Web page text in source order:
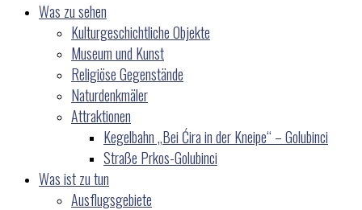
Was zu sehen
Kulturgeschichtliche Objekte
Museum und Kunst
Religiöse Gegenstände
Naturdenkmäler
Attraktionen
Kegelbahn „Bei Ćira in der Kneipe“ – Golubinci
Straße Prkos-Golubinci
Was ist zu tun
Ausflugsgebiete